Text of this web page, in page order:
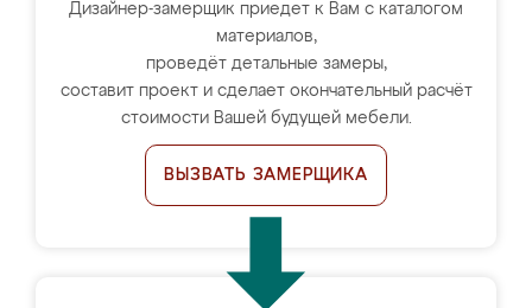
Дизайнер-замерщик приедет к Вам с каталогом
материалов,
проведёт детальные замеры,
составит проект и сделает окончательный расчёт
стоимости Вашей будущей мебели.
ВЫЗВАТЬ ЗАМЕРЩИКА